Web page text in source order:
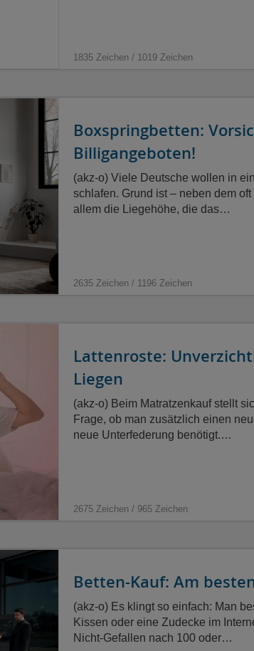
1835 Zeichen / 1019 Zeichen
Boxspringbetten:
Billigangeboten!
(akz-o) Viele Deutsche wollen in
schlafen. Grund ist – neben dem
allem die Liegehöhe, die das…
2635 Zeichen / 1196 Zeichen
Lattenroste:
Liegen
(akz-o) Beim Matratzenkauf stellt
Frage, ob man zusätzlich einen
neue Unterfederung benötigt.…
2675 Zeichen / 965 Zeichen
Betten-Kauf: Am
(akz-o) Es klingt so einfach: Man
Kissen oder eine Zudecke im
Nicht-Gefallen nach 100 oder…